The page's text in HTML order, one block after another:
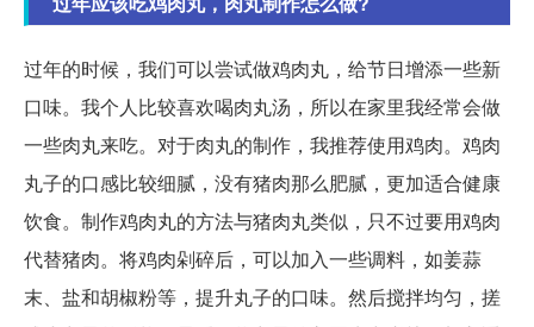
过年的时候，我们可以尝试做鸡肉丸，给节日增添一些新
口味。我个人比较喜欢喝肉丸汤，所以在家里我经常会做
一些肉丸来吃。对于肉丸的制作，我推荐使用鸡肉。鸡肉
丸子的口感比较细腻，没有猪肉那么肥腻，更加适合健康
饮食。制作鸡肉丸的方法与猪肉丸类似，只不过要用鸡肉
代替猪肉。将鸡肉剁碎后，可以加入一些调料，如姜蒜
末、盐和胡椒粉等，提升丸子的口味。然后搅拌均匀，搓